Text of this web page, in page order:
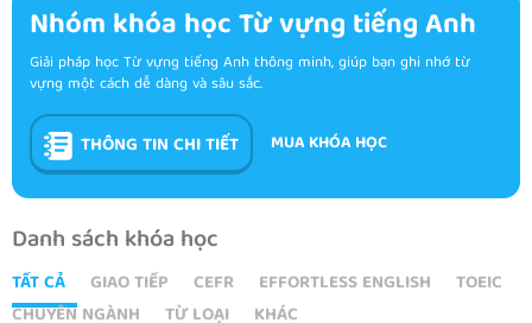
Nhóm khóa học Từ vựng tiếng Anh
Giải pháp học Từ vựng tiếng Anh thông minh, giúp bạn ghi nhớ từ
vựng một cách dễ dàng và sâu sắc.
THÔNG TIN CHI TIẾT MUA KHÓA HỌC
Danh sách khóa học
TẤT CẢ GIAO TIẾP CEFR EFFORTLESS ENGLISH TOEIC
CHUYÊN NGÀNH
TỪ LOẠI KHÁC